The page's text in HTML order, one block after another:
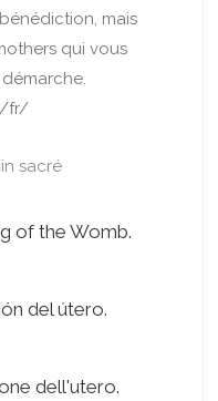
mais
qui vous
fr/
sacré
of the Womb.
del útero.
dell'utero.